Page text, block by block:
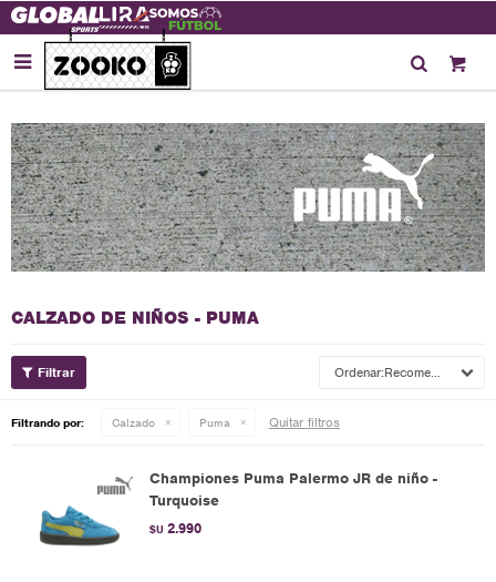

CALZADO DE NIÑOS - PUMA
Recomendados
Filtrando por: Calzado Puma Quitar filtros
Championes Puma Palermo JR de niño -
Turquoise
$U 2.990